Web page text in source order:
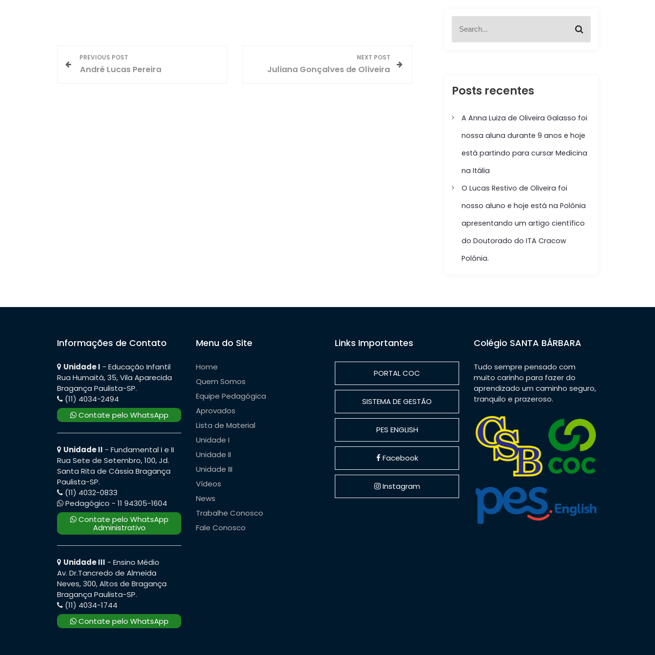
s
t
PREVIOUS POST
André Lucas Pereira
NEXT POST
Juliana Gonçalves de Oliveira
a
f
o
:
S
Posts recentes
A Anna Luiza de Oliveira Galasso foi
nossa aluna durante 9 anos e hoje
está partindo para cursar Medicina
na Itália
O Lucas Restivo de Oliveira foi
nosso aluno e hoje está na Polônia
apresentando um artigo científico
do Doutorado do ITA Cracow
Polônia.
Informações de Contato
Unidade I - Educação Infantil
Rua Humaitá, 35, Vila Aparecida
Bragança Paulista-SP.
(11) 4034-2494
Contate pelo WhatsApp
Unidade II - Fundamental I e II
Rua Sete de Setembro, 100, Jd.
Santa Rita de Cássia Bragança
Paulista-SP.
(11) 4032-0833
Pedagógico - 11 94305-1604
Contate pelo WhatsApp
Administrativo
Unidade III - Ensino Médio
Av. Dr.Tancredo de Almeida
Neves, 300, Altos de Bragança
Bragança Paulista-SP.
(11) 4034-1744
Contate pelo WhatsApp
Menu do Site
Home
Quem Somos
Equipe Pedagógica
Aprovados
Lista de Material
Unidade I
Unidade II
Unidade III
Vídeos
News
Trabalhe Conosco
Fale Conosco
Links Importantes
PORTAL COC
SISTEMA DE GESTÃO
PES ENGLISH
Facebook
Instagram
Colégio SANTA BÁRBARA
Tudo sempre pensado com
muito carinho para fazer do
aprendizado um caminho seguro,
tranquilo e prazeroso.